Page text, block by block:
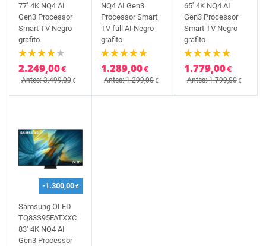
77'' 4K NQ4 AI
Gen3 Processor
Smart TV Negro
grafito
2.249,00€
Antes: 3.499,00€
NQ4 AI Gen3
Processor Smart
TV full AI Negro
grafito
1.289,00€
Antes: 1.299,00€
65'' 4K NQ4 AI
Gen3 Processor
Smart TV Negro
grafito
1.779,00€
Antes: 1.799,00€
-1.300,00€
Samsung OLED
TQ83S95FATXXC
83'' 4K NQ4 AI
Gen3 Processor